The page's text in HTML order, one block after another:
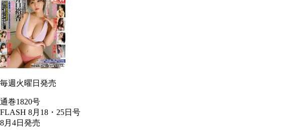
毎週火曜日発売
通巻1820号
FLASH 8月18・25日号
8月4日発売